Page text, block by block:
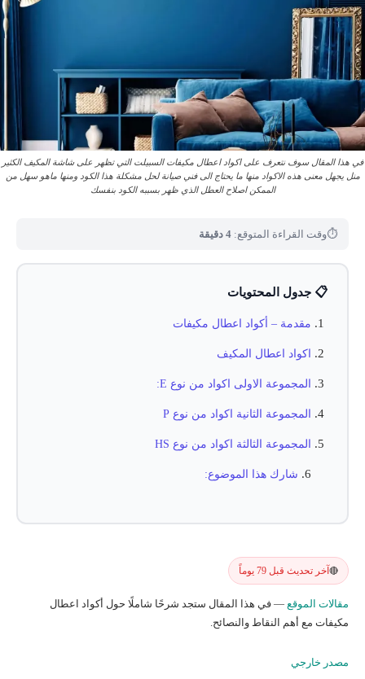
في هذا المقال سوف نتعرف على اكواد اعطال مكيفات السبيلت التي تظهر على شاشة المكيف الكثير
منل يجهل معنى هذه الاكواد منها ما يحتاج الى فني صيانة لحل مشكلة هذا الكود ومنها ماهو سهل من
الممكن اصلاح العطل الذي ظهر بسببه الكود بنفسك
⏱وقت القراءة المتوقع: 4 دقيقة
📋 جدول المحتويات
مقدمة – أكواد اعطال مكيفات
اكواد اعطال المكيف
المجموعة الاولى اكواد من نوع E:
المجموعة الثانية اكواد من نوع P
المجموعة الثالثة اكواد من نوع HS
شارك هذا الموضوع:
🔴 آخر تحديث قبل 79 يوماً
مقالات الموقع — في هذا المقال ستجد شرحًا شاملًا حول أكواد اعطال
مكيفات مع أهم النقاط والنصائح.
مصدر خارجي